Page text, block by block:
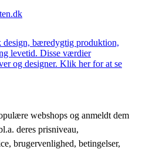
design, bæredygtig produktion,
levetid. Disse værdier
og designer. Klik her for at se
webshops og anmeldt dem
deres prisniveau,
brugervenlighed, betingelser,